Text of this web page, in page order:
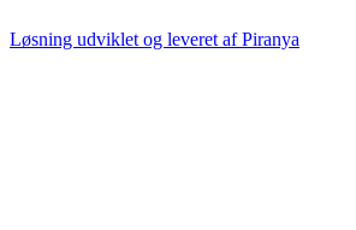
Løsning udviklet og leveret afPiranya